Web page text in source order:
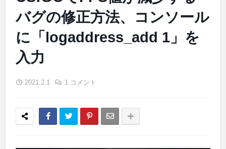
バグの修正方法、コンソール
に「logaddress_add 1」を
入力
2021.2.1 1 コメント